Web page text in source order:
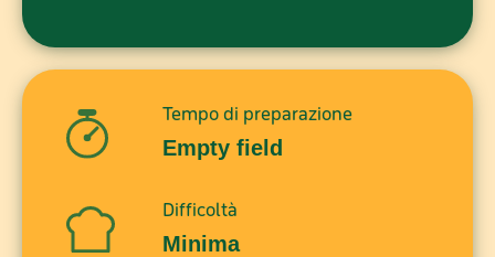
Tempo di preparazione
Empty field
Difficoltà
Minima